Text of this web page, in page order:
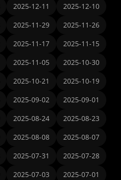
2025-12-11
2025-12-10
2025-11-29
2025-11-26
2025-11-17
2025-11-15
2025-11-05
2025-10-30
2025-10-21
2025-10-19
2025-09-02
2025-09-01
2025-08-24
2025-08-23
2025-08-08
2025-08-07
2025-07-31
2025-07-28
2025-07-03
2025-07-01